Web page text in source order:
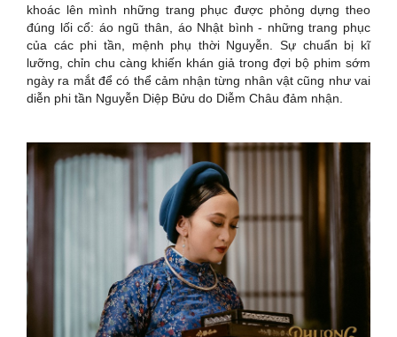
khoác lên mình những trang phục được phỏng dựng theo
đúng lối cổ: áo ngũ thân, áo Nhật bình - những trang phục
của các phi tần, mệnh phụ thời Nguyễn. Sự chuẩn bị kĩ
lưỡng, chỉn chu càng khiến khán giả trong đợi bộ phim sớm
ngày ra mắt để có thể cảm nhận từng nhân vật cũng như vai
diễn phi tần Nguyễn Diệp Bửu do Diễm Châu đảm nhận.